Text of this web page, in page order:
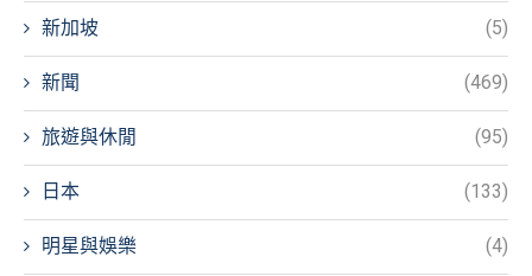
新加坡 (5)
新聞 (469)
旅遊與休閒 (95)
日本 (133)
明星與娛樂 (4)